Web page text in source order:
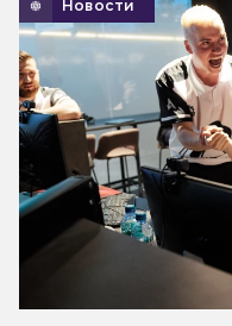
Новости